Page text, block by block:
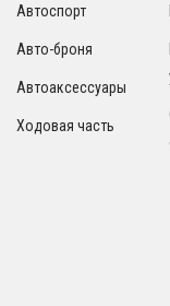
Автоспорт
Авто-броня
Автоаксессуары
Ходовая часть